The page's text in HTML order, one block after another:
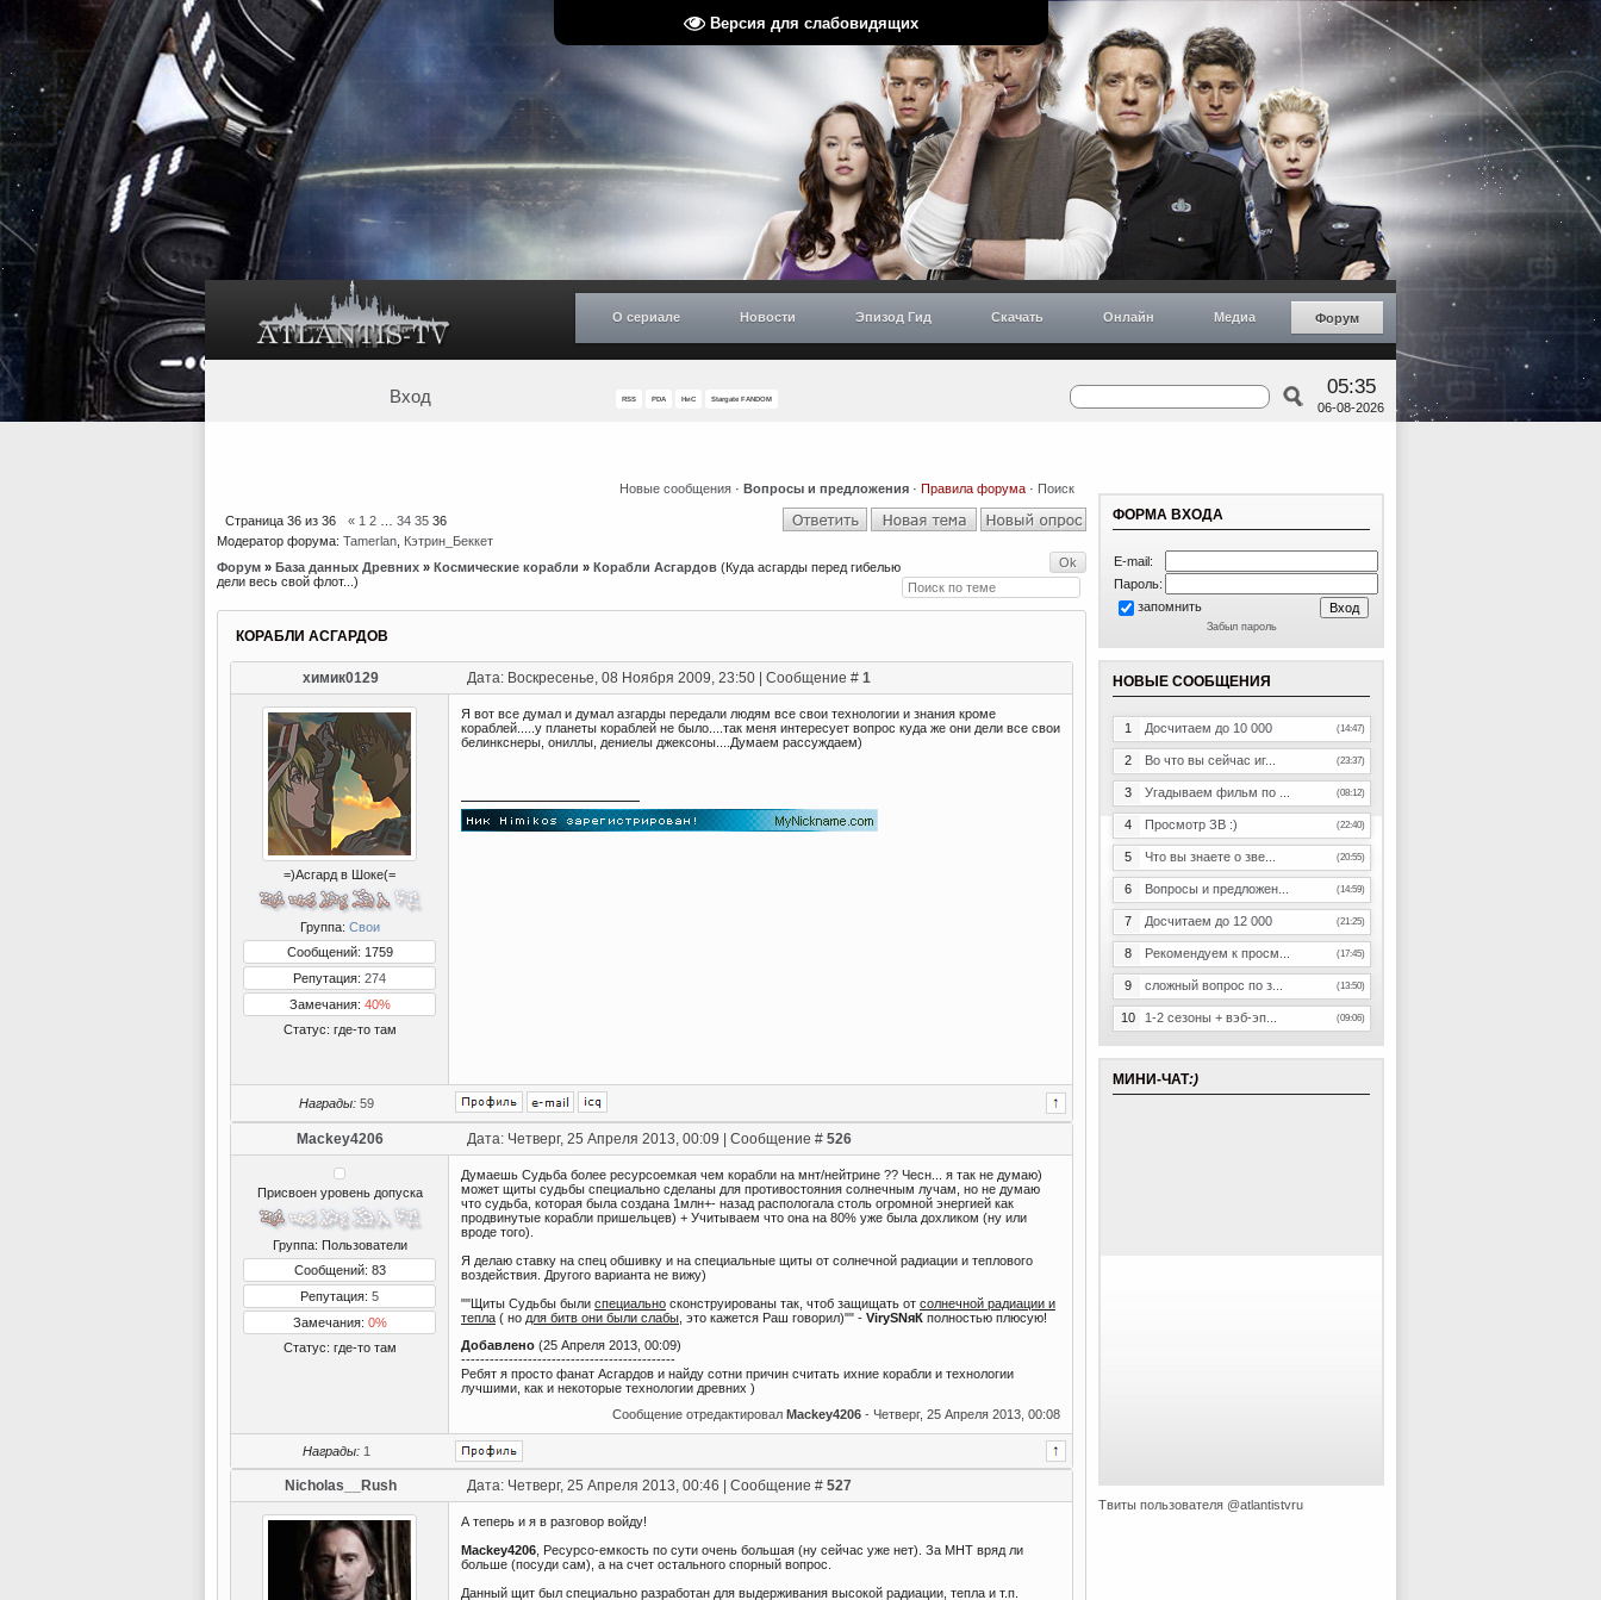
Версия для слабовидящих
О сериале Новости Эпизод Гид Скачать Онлайн Медиа Форум
Вход RSS PDA НиС Stargate FANDOM
05:35
06-08-2026
Новые сообщения · Вопросы и предложения · Правила форума · Поиск
Страница 36 из 36 « 1 2 34 35 36
Модератор форума: Tamerlan Кэтрин_Беккет
Форум » База данных Древних » Космические корабли » Корабли Асгардов (Куда асгарды перед гибелью
дели весь свой флот...)
КОРАБЛИ АСГАРДОВ
химик0129 Дата: Воскресенье, 08 Ноября 2009, 23:50 | Сообщение # 1
=)Асгард в Шоке(=
Группа: Свои
Сообщений: 1759
Репутация: 274
Замечания: 40%
Статус: где-то там
Я вот все думал и думал азгарды передали людям все свои технологии и знания кроме
кораблей.....у планеты кораблей не было....так меня интересует вопрос куда же они дели все свои
белинкснеры, ониллы, дениелы джексоны....Думаем рассуждаем)
Награды: 59
Mackey4206 Дата: Четверг, 25 Апреля 2013, 00:09 | Сообщение # 526
Присвоен уровень допуска
Группа: Пользователи
Сообщений: 83
Репутация: 5
Замечания: 0%
Статус: где-то там
Думаешь Судьба более ресурсоемкая чем корабли на мнт/нейтрине ?? Чесн... я так не думаю)
может щиты судьбы специально сделаны для противостояния солнечным лучам, но не думаю
что судьба, которая была создана 1млн+- назад распологала столь огромной энергией как
продвинутые корабли пришельцев) + Учитываем что она на 80% уже была дохликом (ну или
вроде того).
Я делаю ставку на спец обшивку и на специальные щиты от солнечной радиации и теплового
воздействия. Другого варианта не вижу)
""Щиты Судьбы были специально сконструированы так, чтоб защищать от солнечной радиации и
тепла ( но для битв они были слабы , это кажется Раш говорил)"" - VirySNяК полностью плюсую!
Добавлено (25 Апреля 2013, 00:09)
---------------------------------------------
Ребят я просто фанат Асгардов и найду сотни причин считать ихние корабли и технологии
лучшими, как и некоторые технологии древних )
Сообщение отредактировал Mackey4206 - Четверг, 25 Апреля 2013, 00:08
Награды: 1
Nicholas__Rush Дата: Четверг, 25 Апреля 2013, 00:46 | Сообщение # 527
А теперь и я в разговор войду!
Mackey4206 , Ресурсо-емкость по сути очень большая (ну сейчас уже нет). За МНТ вряд ли
больше (посуди сам), а на счет остального спорный вопрос.
Данный щит был специально разработан для выдерживания высокой радиации, тепла и т.п.
ФОРМА ВХОДА
E-mail:
Пароль:
запомнить
Забыл пароль
НОВЫЕ СООБЩЕНИЯ
1 Досчитаем до 10 000 (14:47)
2 Во что вы сейчас иг... (23:37)
3 Угадываем фильм по ... (08:12)
4 Просмотр ЗВ :) (22:40)
5 Что вы знаете о зве... (20:55)
6 Вопросы и предложен... (14:59)
7 Досчитаем до 12 000 (21:25)
8 Рекомендуем к просм... (17:45)
9 сложный вопрос по з... (13:50)
10 1-2 сезоны + вэб-эп... (09:06)
МИНИ-ЧАТ:)
Твиты пользователя @atlantistvru